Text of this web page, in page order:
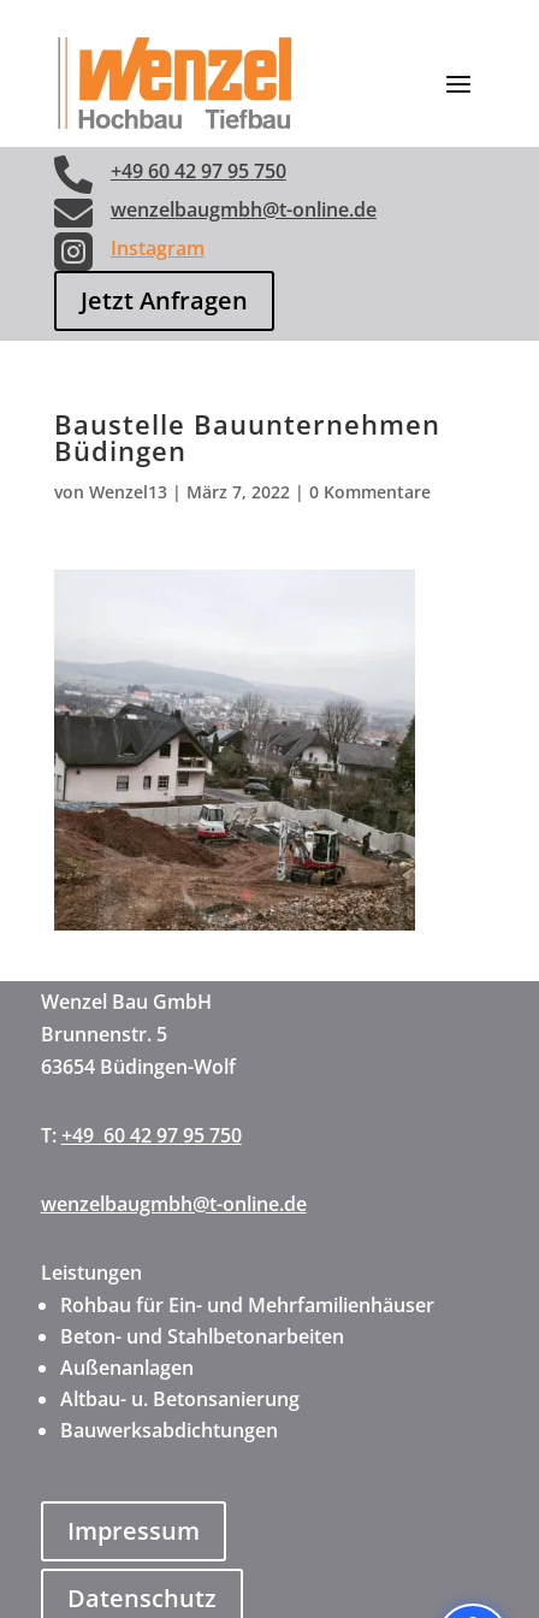
 +49 60 42 97 95 750
 wenzelbaugmbh@t-online.de
 Instagram
Jetzt Anfragen
Baustelle Bauunternehmen
Büdingen
von Wenzel13| März 7, 2022| 0 Kommentare
Wenzel Bau GmbH
Brunnenstr. 5
63654 Büdingen-Wolf
T:+49 60 42 97 95 750
wenzelbaugmbh@t-online.de
Leistungen
Rohbau für Ein- und Mehrfamilienhäuser
Beton- und Stahlbetonarbeiten
Außenanlagen
Altbau- u. Betonsanierung
Bauwerksabdichtungen
Impressum
Datenschutz